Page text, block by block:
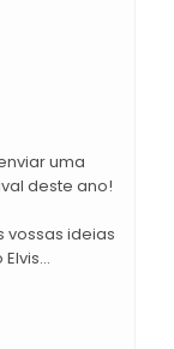
uma
deste ano!
vossas ideias